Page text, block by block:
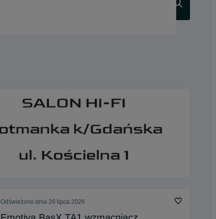
Odświeżono dnia 26 lipca 2026